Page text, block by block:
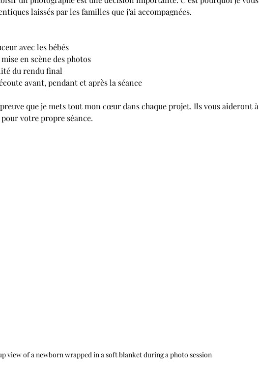
laissés par les familles que j’ai accompagnées.
avec les bébés
en scène des photos
du rendu final
avant, pendant et après la séance
que je mets tout mon cœur dans chaque projet. Ils vous aideront à
votre propre séance.
view of a newborn wrapped in a soft blanket during a photo session